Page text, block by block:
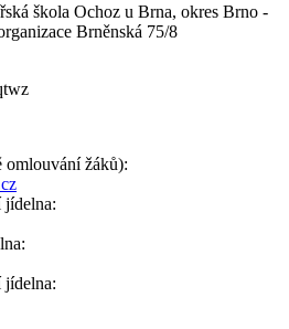
škola Ochoz u Brna, okres Brno -
Brněnská 75/8
omlouvání žáků):
jídelna:
jídelna: